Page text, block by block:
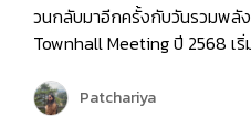
2568
วนกลับมาอีกครั้งกับวันรวมพลั
Townhall Meeting ปี 2568 เ
ด้วยโอกาสและความท้าทาย ปีนี้
บริการและพัฒนาผลิตภัณฑ์ให้ต
Patchariya